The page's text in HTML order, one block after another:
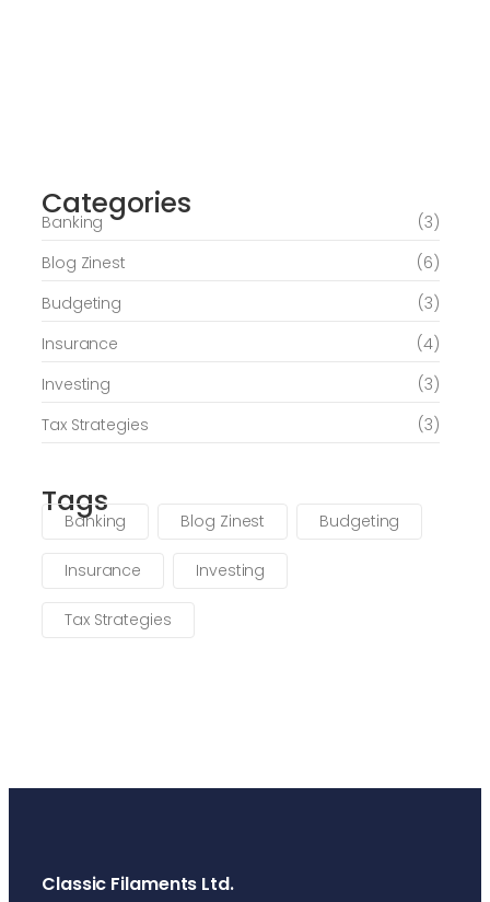
Journey of Serenity and Self-Discovery
June 6, 2026
Categories
Banking
(3)
Blog Zinest
(6)
Budgeting
(3)
Insurance
(4)
Investing
(3)
Tax Strategies
(3)
Tags
Banking Blog Zinest Budgeting
Insurance Investing
Tax Strategies
Classic Filaments Ltd.